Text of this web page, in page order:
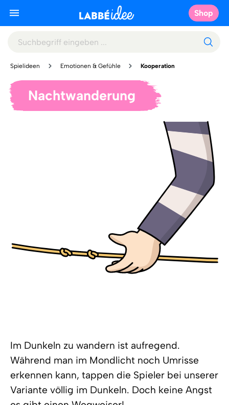
Shop
Spielideen Emotionen & Gefühle Kooperation
Nachtwanderung
Im Dunkeln zu wandern ist aufregend.
Während man im Mondlicht noch Umrisse
erkennen kann, tappen die Spieler bei unserer
Variante völlig im Dunkeln. Doch keine Angst 